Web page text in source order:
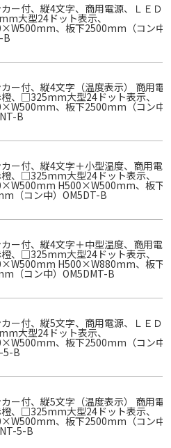
ー付、縦4文字、商用電源、ＬＥＤ
大型24ドット表示、
、板下2500mm（コン中
B
ー付、縦4文字（温度表示） 商用電
橙、□325mm大型24ドット表示、
、板下2500mm（コン中
B
ー付、縦4文字＋小型温度、商用電
橙、□325mm大型24ドット表示、
H500×W500mm、板下
（コン中）OM5DT-B
ー付、縦4文字＋中型温度、商用電
橙、□325mm大型24ドット表示、
H500×W880mm、板下
（コン中）OM5DMT-B
ー付、縦5文字、商用電源、ＬＥＤ
大型24ドット表示、
、板下2500mm（コン中
5-B
ー付、縦5文字（温度表示） 商用電
橙、□325mm大型24ドット表示、
、板下2500mm（コン中
5-B